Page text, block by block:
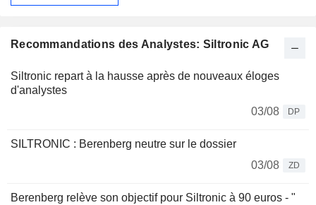
Recommandations des Analystes: Siltronic AG
Siltronic repart à la hausse après de nouveaux éloges
d'analystes
03/08
DP
SILTRONIC : Berenberg neutre sur le dossier
03/08
ZD
Berenberg relève son objectif pour Siltronic à 90 euros - "